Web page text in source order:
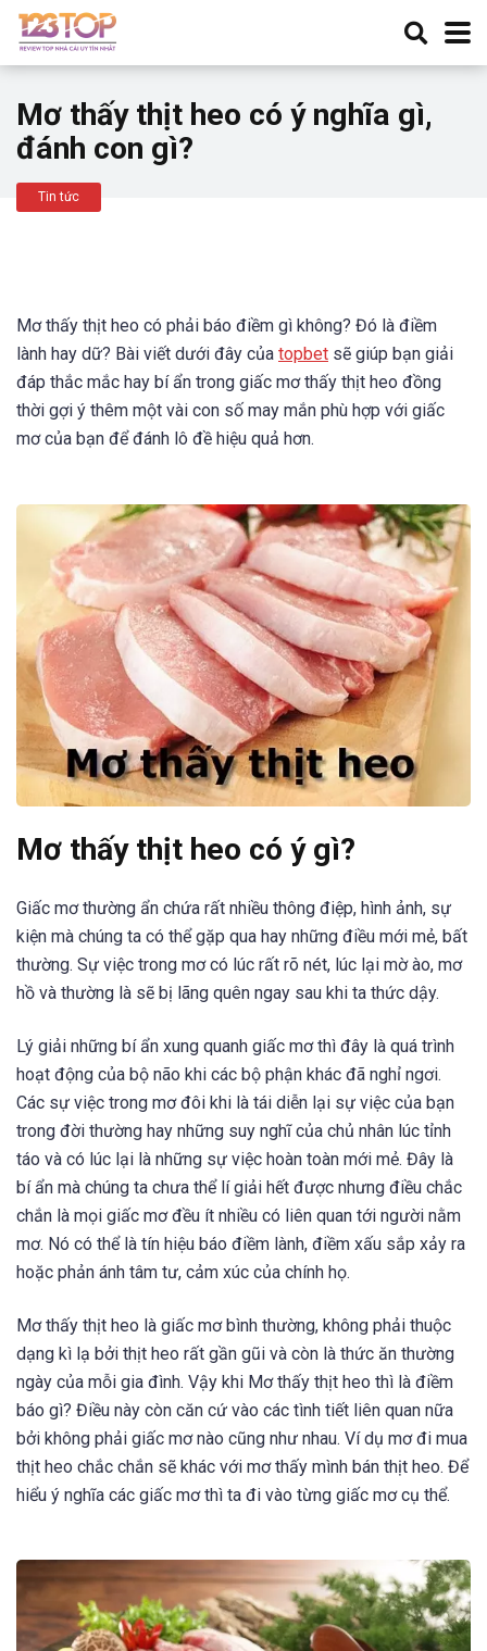
Mơ thấy thịt heo có ý nghĩa gì,
đánh con gì?
Tin tức
Mơ thấy thịt heo có phải báo điềm gì không? Đó là điềm
lành hay dữ? Bài viết dưới đây của topbet sẽ giúp bạn giải
đáp thắc mắc hay bí ẩn trong giấc mơ thấy thịt heo đồng
thời gợi ý thêm một vài con số may mắn phù hợp với giấc
mơ của bạn để đánh lô đề hiệu quả hơn.
Mơ thấy thịt heo có ý gì?
Giấc mơ thường ẩn chứa rất nhiều thông điệp, hình ảnh, sự
kiện mà chúng ta có thể gặp qua hay những điều mới mẻ, bất
thường. Sự việc trong mơ có lúc rất rõ nét, lúc lại mờ ào, mơ
hồ và thường là sẽ bị lãng quên ngay sau khi ta thức dậy.
Lý giải những bí ẩn xung quanh giấc mơ thì đây là quá trình
hoạt động của bộ não khi các bộ phận khác đã nghỉ ngơi.
Các sự việc trong mơ đôi khi là tái diễn lại sự việc của bạn
trong đời thường hay những suy nghĩ của chủ nhân lúc tỉnh
táo và có lúc lại là những sự việc hoàn toàn mới mẻ. Đây là
bí ẩn mà chúng ta chưa thể lí giải hết được nhưng điều chắc
chắn là mọi giấc mơ đều ít nhiều có liên quan tới người nằm
mơ. Nó có thể là tín hiệu báo điềm lành, điềm xấu sắp xảy ra
hoặc phản ánh tâm tư, cảm xúc của chính họ.
Mơ thấy thịt heo là giấc mơ bình thường, không phải thuộc
dạng kì lạ bởi thịt heo rất gần gũi và còn là thức ăn thường
ngày của mỗi gia đình. Vậy khi Mơ thấy thịt heo thì là điềm
báo gì? Điều này còn căn cứ vào các tình tiết liên quan nữa
bởi không phải giấc mơ nào cũng như nhau. Ví dụ mơ đi mua
thịt heo chắc chắn sẽ khác với mơ thấy mình bán thịt heo. Để
hiểu ý nghĩa các giấc mơ thì ta đi vào từng giấc mơ cụ thể.